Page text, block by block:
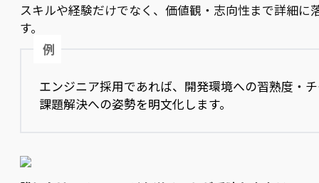
スキルや経験だけでなく、価値観・志向性まで詳細に
す。
例
エンジニア採用であれば、開発環境への習熟度・
課題解決への姿勢を明文化します。